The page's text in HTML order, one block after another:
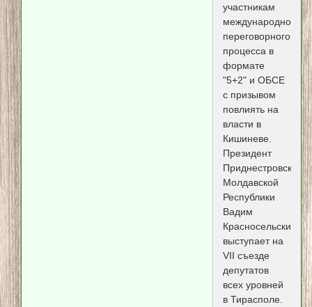
участникам
международного
переговорного
процесса в
формате
"5+2" и ОБСЕ
с призывом
повлиять на
власти в
Кишиневе.
Президент
Приднестровской
Молдавской
Республики
Вадим
Красносельский
выступает на
VII съезде
депутатов
всех уровней
в Тирасполе.